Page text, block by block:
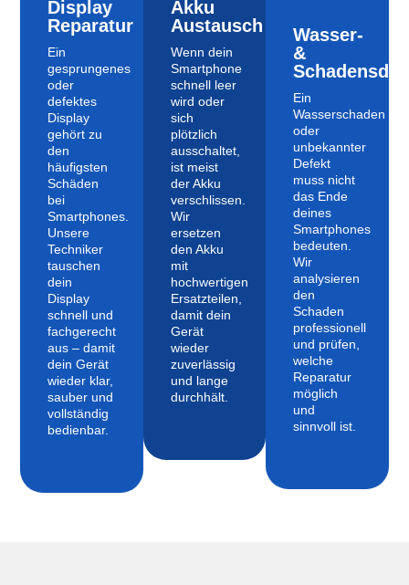
Display
Reparatur
Ein
gesprungenes
oder
defektes
Display
gehört zu
den
häufigsten
Schäden
bei
Smartphones.
Unsere
Techniker
tauschen
dein
Display
schnell und
fachgerecht
aus – damit
dein Gerät
wieder klar,
sauber und
vollständig
bedienbar.
Akku
Austausch
Wenn dein
Smartphone
schnell leer
wird oder
sich
plötzlich
ausschaltet,
ist meist
der Akku
verschlissen.
Wir
ersetzen
den Akku
mit
hochwertigen
Ersatzteilen,
damit dein
Gerät
wieder
zuverlässig
und lange
durchhält.
Wasser-
&
Ein
Wasserschaden
oder
unbekannter
Defekt
muss nicht
das Ende
deines
Smartphones
bedeuten.
Wir
analysieren
den
Schaden
professionell
und prüfen,
welche
Reparatur
möglich
und
sinnvoll ist.